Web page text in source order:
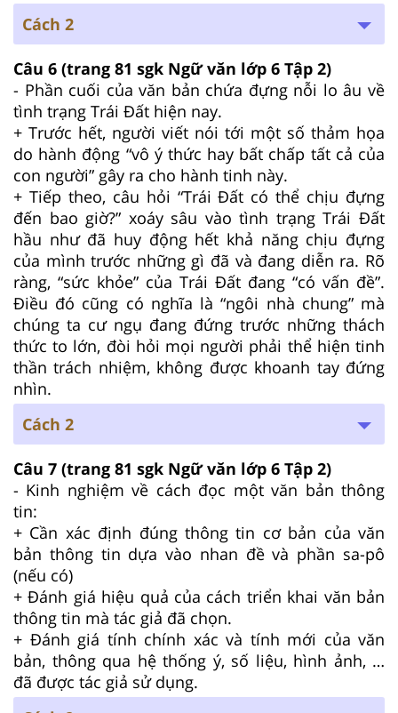
Cách 2
Câu 6 (trang 81 sgk Ngữ văn lớp 6 Tập 2)
- Phần cuối của văn bản chứa đựng nỗi lo âu về
tình trạng Trái Đất hiện nay.
+ Trước hết, người viết nói tới một số thảm họa
do hành động “vô ý thức hay bất chấp tất cả của
con người” gây ra cho hành tinh này.
+ Tiếp theo, câu hỏi “Trái Đất có thể chịu đựng
đến bao giờ?” xoáy sâu vào tình trạng Trái Đất
hầu như đã huy động hết khả năng chịu đựng
của mình trước những gì đã và đang diễn ra. Rõ
ràng, “sức khỏe” của Trái Đất đang “có vấn đề”.
Điều đó cũng có nghĩa là “ngôi nhà chung” mà
chúng ta cư ngụ đang đứng trước những thách
thức to lớn, đòi hỏi mọi người phải thể hiện tinh
thần trách nhiệm, không được khoanh tay đứng
nhìn.
Cách 2
Câu 7 (trang 81 sgk Ngữ văn lớp 6 Tập 2)
- Kinh nghiệm về cách đọc một văn bản thông
tin:
+ Cần xác định đúng thông tin cơ bản của văn
bản thông tin dựa vào nhan đề và phần sa-pô
(nếu có)
+ Đánh giá hiệu quả của cách triển khai văn bản
thông tin mà tác giả đã chọn.
+ Đánh giá tính chính xác và tính mới của văn
bản, thông qua hệ thống ý, số liệu, hình ảnh, …
đã được tác giả sử dụng.